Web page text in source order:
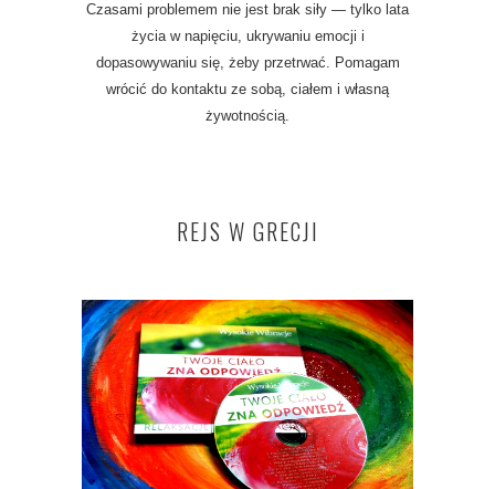
Czasami problemem nie jest brak siły — tylko lata
życia w napięciu, ukrywaniu emocji i
dopasowywaniu się, żeby przetrwać. Pomagam
wrócić do kontaktu ze sobą, ciałem i własną
żywotnością.
REJS W GRECJI